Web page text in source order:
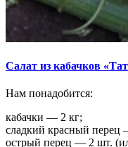
Салат из кабачков
Нам понадобится:
кабачки — 2 кг;
сладкий красный перец
острый перец — 2 шт.